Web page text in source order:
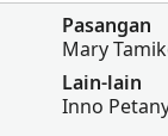
Pasangan
Mary
Lain-lain
Inno